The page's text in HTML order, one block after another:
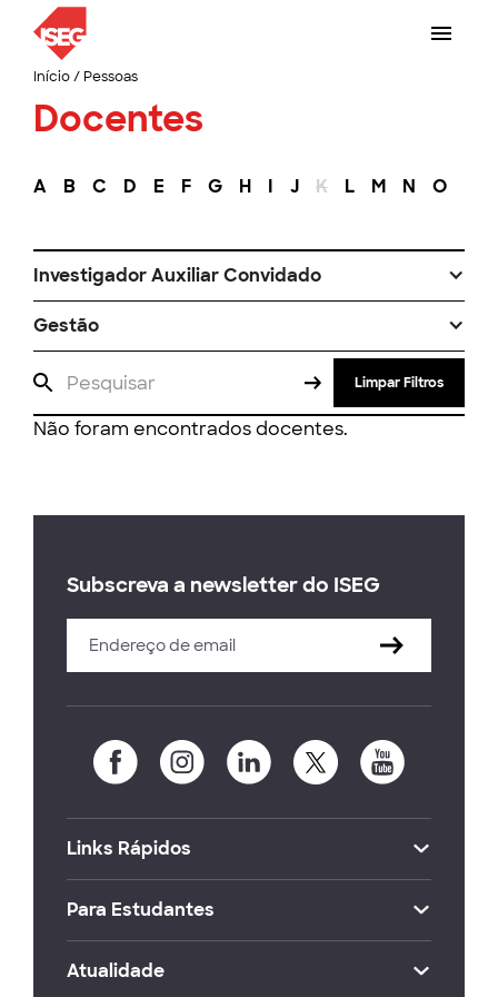
Início/ Pessoas
Docentes
A B C D E F G H I J K L M N O
Investigador Auxiliar Convidado
Gestão
Limpar Filtros
Não foram encontrados docentes.
Subscreva a newsletter do ISEG
Links Rápidos
Para Estudantes
Atualidade